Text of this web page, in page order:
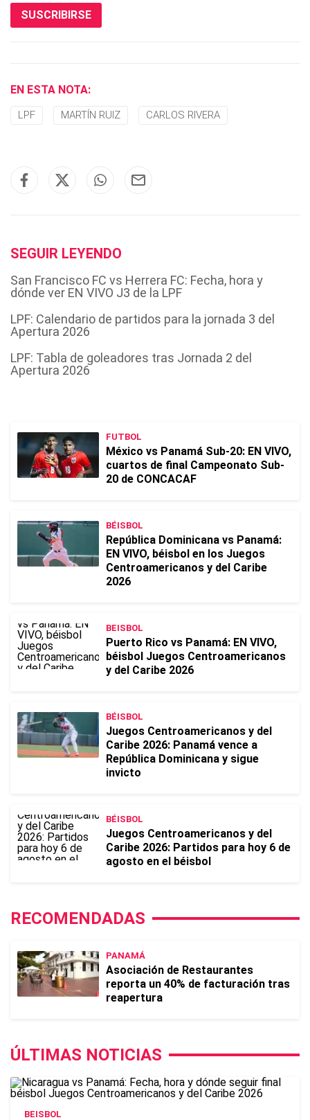
SUSCRIBIRSE
EN ESTA NOTA:
LPF MARTÍN RUIZ CARLOS RIVERA
SEGUIR LEYENDO
San Francisco FC vs Herrera FC: Fecha, hora y
dónde ver EN VIVO J3 de la LPF
LPF: Calendario de partidos para la jornada 3 del
Apertura 2026
LPF: Tabla de goleadores tras Jornada 2 del
Apertura 2026
FUTBOL
México vs Panamá Sub-20: EN VIVO,
cuartos de final Campeonato Sub-
20 de CONCACAF
BÉISBOL
República Dominicana vs Panamá:
EN VIVO, béisbol en los Juegos
Centroamericanos y del Caribe
2026
BEISBOL
Puerto Rico vs Panamá: EN VIVO,
béisbol Juegos Centroamericanos
y del Caribe 2026
BÉISBOL
Juegos Centroamericanos y del
Caribe 2026: Panamá vence a
República Dominicana y sigue
invicto
BÉISBOL
Juegos Centroamericanos y del
Caribe 2026: Partidos para hoy 6 de
agosto en el béisbol
RECOMENDADAS
PANAMÁ
Asociación de Restaurantes
reporta un 40% de facturación tras
reapertura
ÚLTIMAS NOTICIAS
BEISBOL